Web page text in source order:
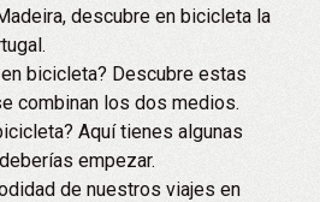
descubre en bicicleta la
bicicleta? Descubre estas
combinan los dos medios.
Aquí tienes algunas
empezar.
de nuestros viajes en